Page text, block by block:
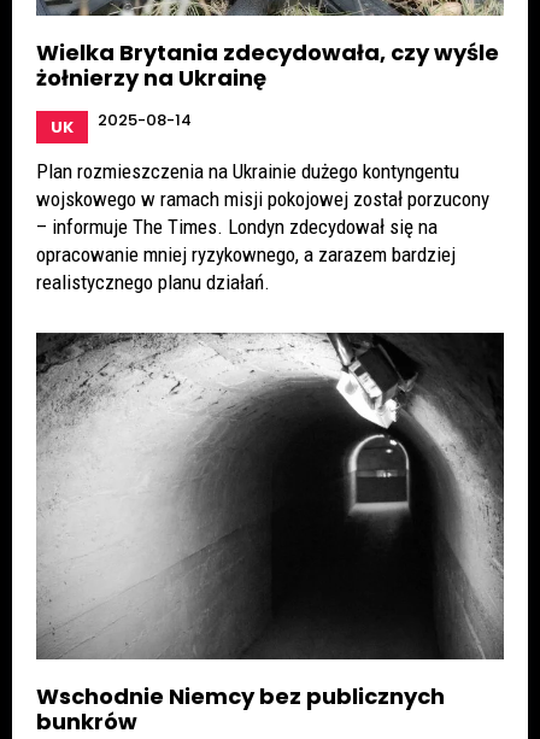
Wielka Brytania zdecydowała, czy wyśle
żołnierzy na Ukrainę
UK 2025-08-14
Plan rozmieszczenia na Ukrainie dużego kontyngentu
wojskowego w ramach misji pokojowej został porzucony
– informuje The Times. Londyn zdecydował się na
opracowanie mniej ryzykownego, a zarazem bardziej
realistycznego planu działań.
Wschodnie Niemcy bez publicznych
bunkrów